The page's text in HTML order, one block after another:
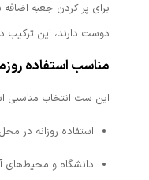
برای پر کردن جعبه
دوست دارند، این ترکیب
مناسب استفاده
این ست انتخاب مناسبی
استفاده روزانه در
دانشگاه و محیط‌های